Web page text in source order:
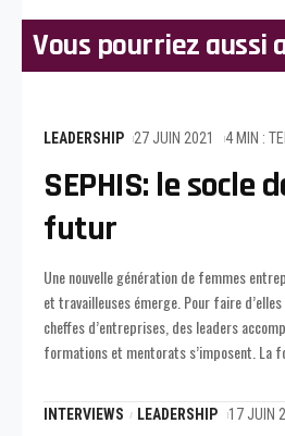
Vous pourriez aussi
LEADERSHIP 27 JUIN 2021 4 MIN :
SEPHIS: le socle
futur
Une nouvelle génération de femmes
et travailleuses émerge. Pour faire
cheffes d’entreprises, des leaders
formations et mentorats s’imposent. La
Sephis s’y attèle. L’un de ses
African Women of the Future » (AWF).
INTERVIEWS LEADERSHIP 17 JUIN